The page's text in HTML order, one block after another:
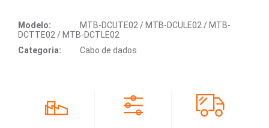
Modelo:
MTB-DCUTE02 / MTB-DCULE02 / MTB-
DCTTE02 / MTB-DCTLE02
Categoria:
Cabo de dados